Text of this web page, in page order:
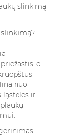
slinkimą
o
nuo
ląsteles ir